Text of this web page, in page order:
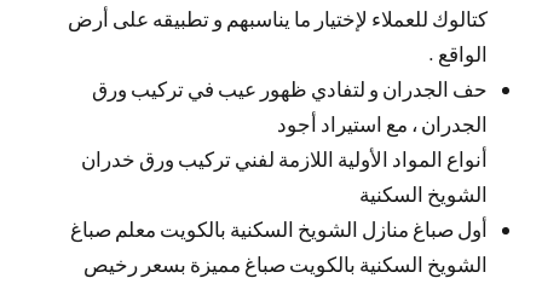
كتالوك للعملاء لإختيار ما يناسبهم و تطبيقه على أرض
الواقع .
حف الجدران و لتفادي ظهور عيب في تركيب ورق
الجدران ، مع استيراد أجود
أنواع المواد الأولية اللازمة لفني تركيب ورق خدران
الشويخ السكنية
أول صباغ منازل الشويخ السكنية بالكويت معلم صباغ
الشويخ السكنية بالكويت صباغ مميزة بسعر رخيص